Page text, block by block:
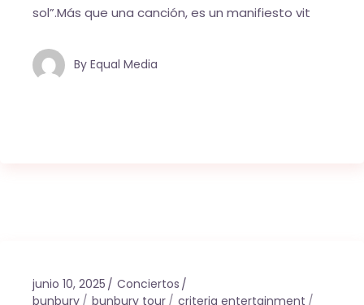
sol”.Más que una canción, es un manifiesto vit
By Equal Media
junio 10, 2025
Conciertos
bunbury
bunbury tour
criteria entertainment